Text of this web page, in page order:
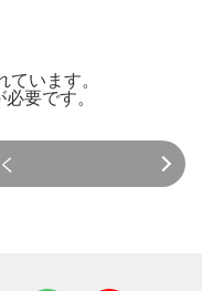
います。
必要です。